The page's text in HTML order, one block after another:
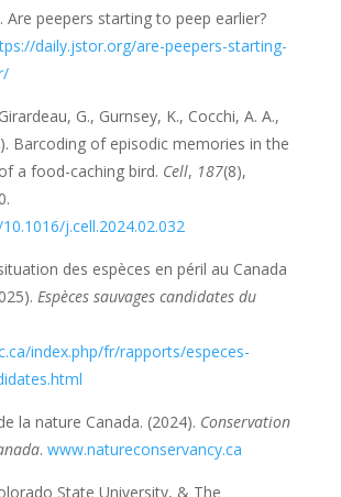
Are peepers starting to peep earlier?
daily.jstor.org/are-peepers-starting-
G., Gurnsey, K., Cocchi, A. A.,
Barcoding of episodic memories in the
a food-caching bird. Cell, 187(8),
j.cell.2024.02.032
des espèces en péril au Canada
Espèces sauvages candidates du
index.php/fr/rapports/especes-
la nature Canada. (2024). Conservation
. www.natureconservancy.ca
State University, & The